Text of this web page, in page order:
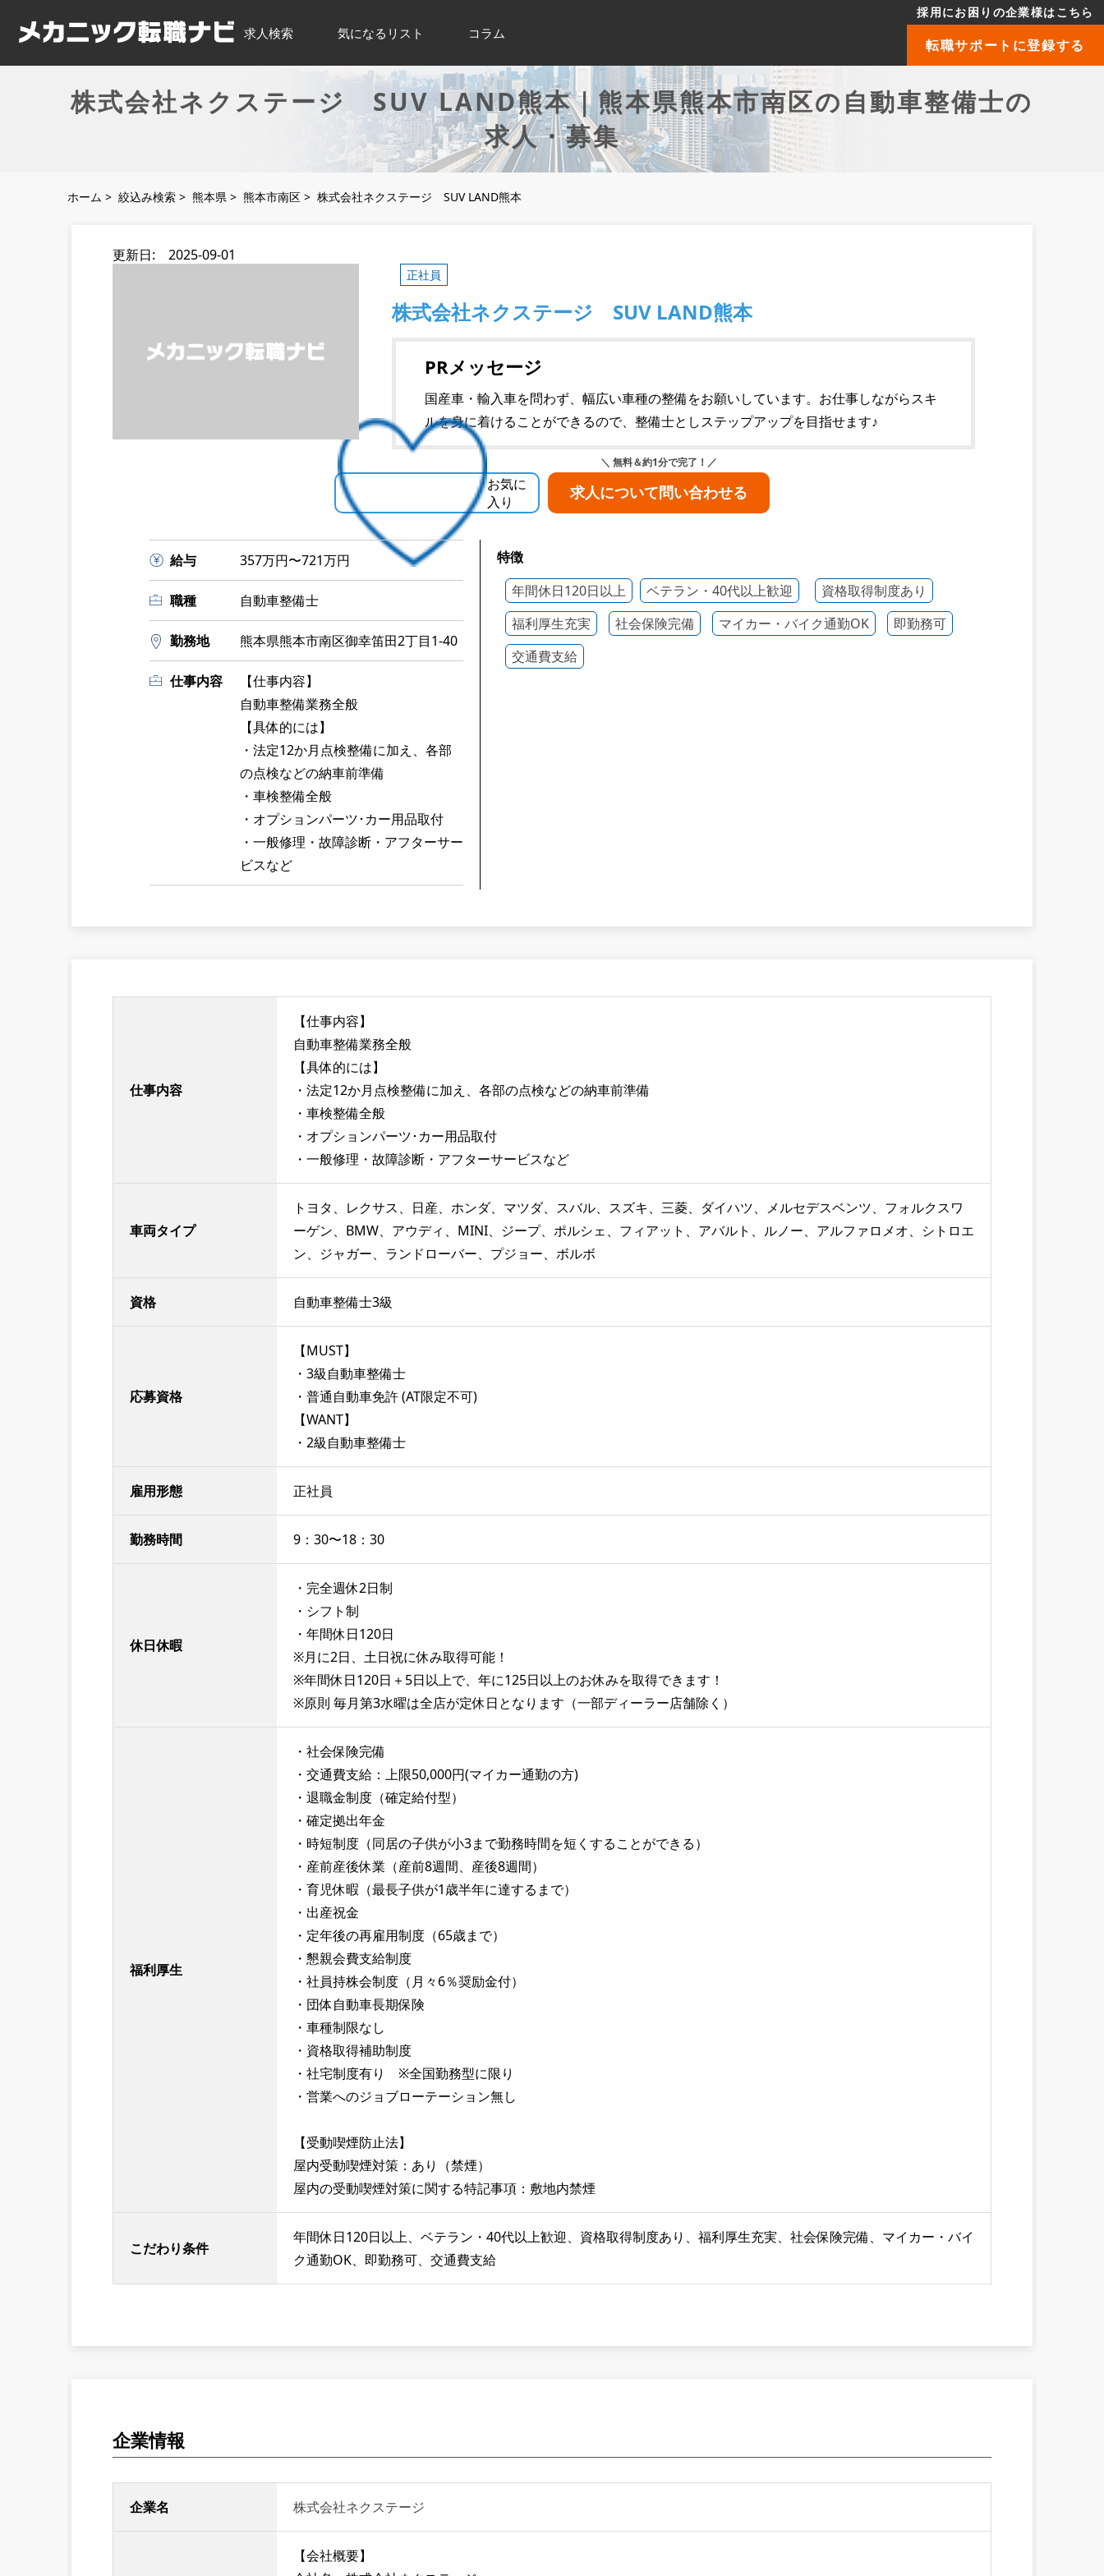
求人検索 気になるリスト コラム
採用にお困りの企業様はこちら
転職サポートに登録する
株式会社ネクステージ SUV LAND熊本｜熊本県熊本市南区の自動車整備士の
求人・募集
ホーム > 絞込み検索 > 熊本県 > 熊本市南区 > 株式会社ネクステージ SUV LAND熊本
更新日: 2025-09-01
正社員
株式会社ネクステージ SUV LAND熊本
PRメッセージ
国産車・輸入車を問わず、幅広い車種の整備をお願いしています。お仕事しながらスキ
ルを身に着けることができるので、整備士としステップアップを目指せます♪
お気に
入り
＼ 無料＆約1分で完了！／
求人について問い合わせる
給与 357万円〜721万円
職種 自動車整備士
勤務地 熊本県熊本市南区御幸笛田2丁目1-40
仕事内容
【仕事内容】
自動車整備業務全般
【具体的には】
・法定12か月点検整備に加え、各部
の点検などの納車前準備
・車検整備全般
・オプションパーツ･カー用品取付
・一般修理・故障診断・アフターサー
ビスなど
特徴
年間休日120日以上
ベテラン・40代以上歓迎
資格取得制度あり
福利厚生充実
社会保険完備 マイカー・バイク通勤OK
即勤務可
交通費支給
仕事内容
【仕事内容】
自動車整備業務全般
【具体的には】
・法定12か月点検整備に加え、各部の点検などの納車前準備
・車検整備全般
・オプションパーツ･カー用品取付
・一般修理・故障診断・アフターサービスなど
車両タイプ
トヨタ、レクサス、日産、ホンダ、マツダ、スバル、スズキ、三菱、ダイハツ、メルセデスベンツ、フォルクスワ
ーゲン、BMW、アウディ、MINI、ジープ、ポルシェ、フィアット、アバルト、ルノー、アルファロメオ、シトロエ
ン、ジャガー、ランドローバー、プジョー、ボルボ
資格 自動車整備士3級
応募資格
【MUST】
・3級自動車整備士
・普通自動車免許 (AT限定不可)
【WANT】
・2級自動車整備士
雇用形態 正社員
勤務時間 9：30〜18：30
休日休暇
・完全週休2日制
・シフト制
・年間休日120日
※月に2日、土日祝に休み取得可能！
※年間休日120日＋5日以上で、年に125日以上のお休みを取得できます！
※原則 毎月第3水曜は全店が定休日となります（一部ディーラー店舗除く）
福利厚生
・社会保険完備
・交通費支給：上限50,000円(マイカー通勤の方)
・退職金制度（確定給付型）
・確定拠出年金
・時短制度（同居の子供が小3まで勤務時間を短くすることができる）
・産前産後休業（産前8週間、産後8週間）
・育児休暇（最長子供が1歳半年に達するまで）
・出産祝金
・定年後の再雇用制度（65歳まで）
・懇親会費支給制度
・社員持株会制度（月々6％奨励金付）
・団体自動車長期保険
・車種制限なし
・資格取得補助制度
・社宅制度有り ※全国勤務型に限り
・営業へのジョブローテーション無し
【受動喫煙防止法】
屋内受動喫煙対策：あり（禁煙）
屋内の受動喫煙対策に関する特記事項：敷地内禁煙
こだわり条件
年間休日120日以上、ベテラン・40代以上歓迎、資格取得制度あり、福利厚生充実、社会保険完備、マイカー・バイ
ク通勤OK、即勤務可、交通費支給
企業情報
企業名 株式会社ネクステージ
【会社概要】